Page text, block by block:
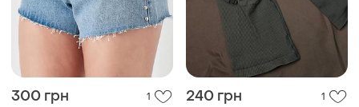
300 грн
1
240 грн 1